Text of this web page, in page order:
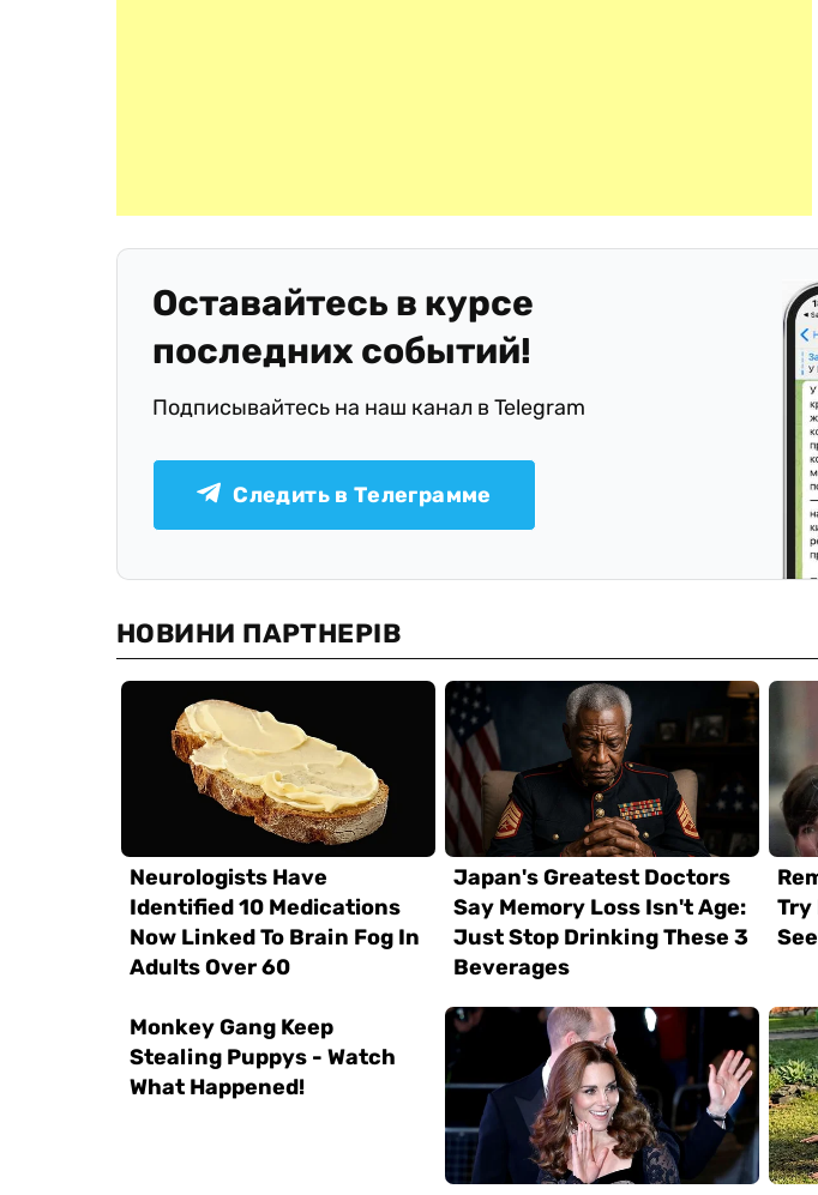
Оставайтесь в курсе
последних событий!
Подписывайтесь на наш канал в Telegram
Следить в Телеграмме